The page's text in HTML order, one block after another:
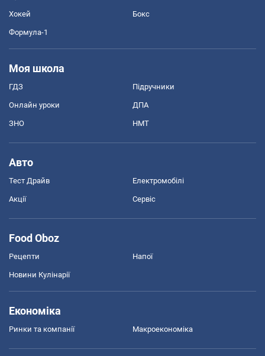
Хокей Бокс
Формула-1
Моя школа
ГДЗ Підручники
Онлайн уроки ДПА
ЗНО НМТ
Авто
Тест Драйв Електромобілі
Акції Сервіс
Food Oboz
Рецепти Напої
Новини Кулінарії
Економіка
Ринки та компанії Макроекономіка